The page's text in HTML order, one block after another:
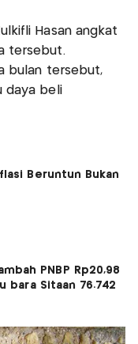
Hasan angkat
tersebut.
bulan tersebut,
daya beli
Beruntun Bukan
PNBP Rp20,98
bara Sitaan 76.742